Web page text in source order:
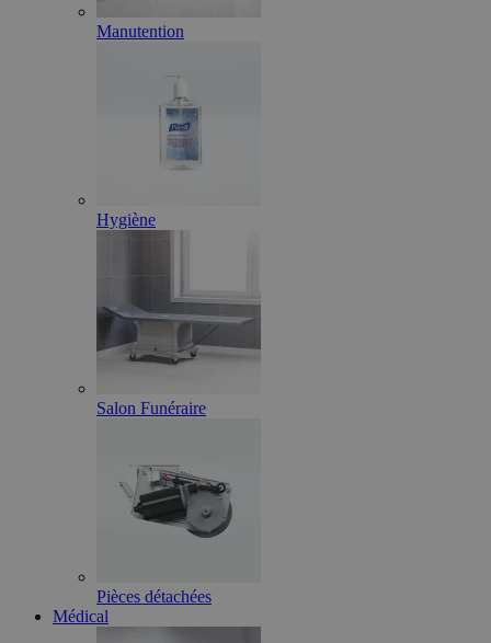
Manutention
Hygiène
Salon Funéraire
Pièces détachées
Médical